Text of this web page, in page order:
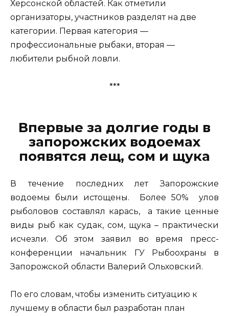
Херсонской областей. Как отметили
организаторы, участников разделят на две
категории. Первая категория —
профессиональные рыбаки, вторая —
любители рыбной ловли.
***
Впервые за долгие годы в
запорожских водоемах
появятся лещ, сом и щука
В течение последних лет Запорожские
водоемы были истощены. Более 50% улов
рыболовов составлял карась, а такие ценные
виды рыб как судак, сом, щука – практически
исчезли. Об этом заявил во время пресс-
конференции начальник ГУ Рыбоохраны в
Запорожской области Валерий Ольховский.
По его словам, чтобы изменить ситуацию к
лучшему в области был разработан план